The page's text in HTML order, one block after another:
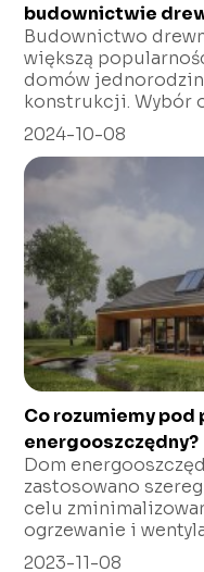
budownictwie
Budownictwo
większą
domów
konstrukcji. Wybór
2024-10-08
Co rozumiemy pod
energooszczędny?
Dom
zastosowano
celu
ogrzewanie i
2023-11-08